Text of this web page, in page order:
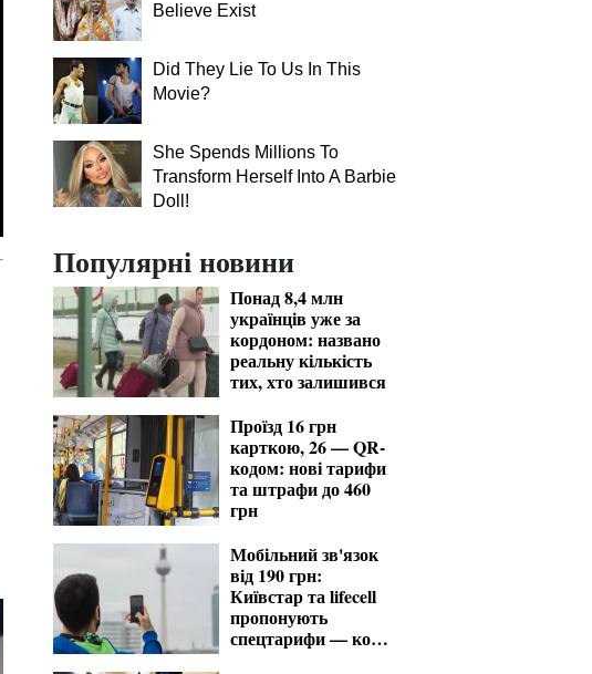
Believe Exist
Did They Lie To Us In This
Movie?
She Spends Millions To
Transform Herself Into A Barbie
Doll!
Популярні новини
Понад 8,4 млн
українців уже за
кордоном: названо
реальну кількість
тих, хто залишився
Проїзд 16 грн
карткою, 26 — QR-
кодом: нові тарифи
та штрафи до 460
грн
Мобільний зв'язок
від 190 грн:
Київстар та lifecell
пропонують
спецтарифи — кому